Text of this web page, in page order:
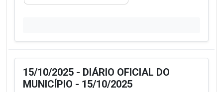
15/10/2025 - DIÁRIO OFICIAL DO
MUNICÍPIO - 15/10/2025